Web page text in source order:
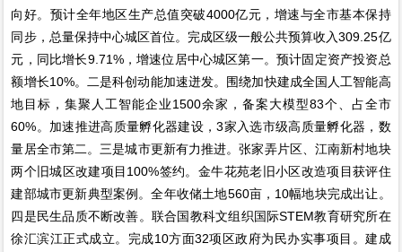
向好。预计全年地区生产总值突破4000亿元，增速与全市基本保持
同步，总量保持中心城区首位。完成区级一般公共预算收入309.25亿
元，同比增长9.71%，增速位居中心城区第一。预计固定资产投资总
额增长10%。二是科创动能加速迸发。围绕加快建成全国人工智能高
地目标，集聚人工智能企业1500余家，备案大模型83个、占全市
60%。加速推进高质量孵化器建设，3家入选市级高质量孵化器，数
量居全市第二。三是城市更新有力推进。张家弄片区、江南新村地块
两个旧城区改建项目100%签约。金牛花苑老旧小区改造项目获评住
建部城市更新典型案例。全年收储土地560亩，10幅地块完成出让。
四是民生品质不断改善。联合国教科文组织国际STEM教育研究所在
徐汇滨江正式成立。完成10方面32项区政府为民办实事项目。建成